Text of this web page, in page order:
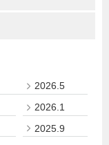
2026.5
2026.1
2025.9